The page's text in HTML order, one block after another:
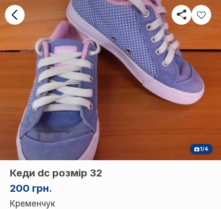
1/4
200 грн.
Кеди dc розмір 32
Кременчук